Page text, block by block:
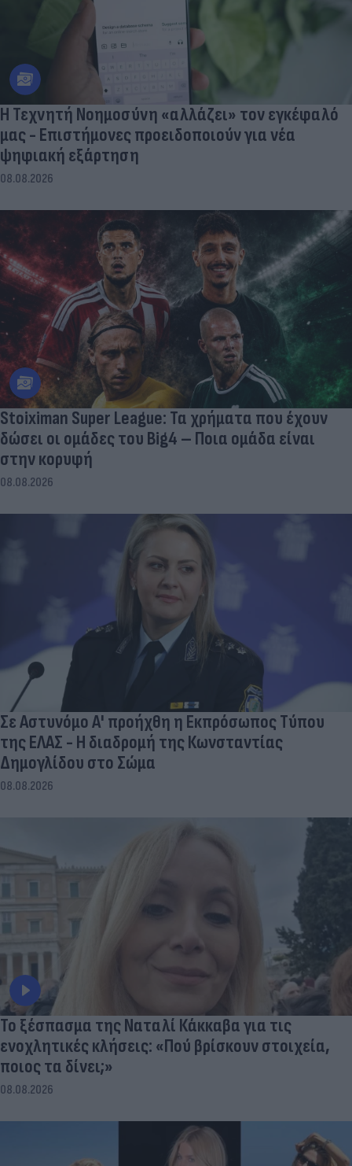
Η Τεχνητή Νοημοσύνη «αλλάζει» τον εγκέφαλό
μας - Eπιστήμονες προειδοποιούν για νέα
ψηφιακή εξάρτηση
08.08.2026
Stoiximan Super League: Τα χρήματα που έχουν
δώσει οι ομάδες του Big4 – Ποια ομάδα είναι
στην κορυφή
08.08.2026
Σε Αστυνόμο Α' προήχθη η Εκπρόσωπος Τύπου
της ΕΛΑΣ - Η διαδρομή της Κωνσταντίας
Δημογλίδου στο Σώμα
08.08.2026
Το ξέσπασμα της Ναταλί Κάκκαβα για τις
ενοχλητικές κλήσεις: «Πού βρίσκουν στοιχεία,
ποιος τα δίνει;»
08.08.2026